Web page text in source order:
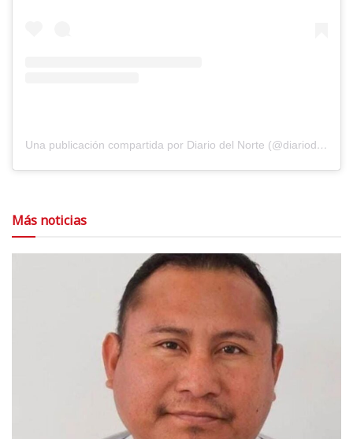
Una publicación compartida por Diario del Norte (@diariodelnorte)
Más noticias